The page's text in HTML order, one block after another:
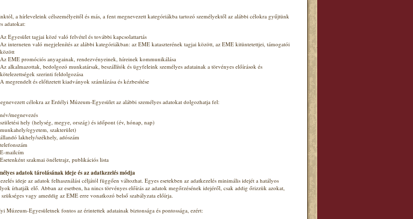
a hírleveleink célszemélyeitől és más, a fent megnevezett kategóriákba tartozó személyektől az alábbi célokra gyűjtünk
adatokat:
Az Egyesület tagjai közé való felvétel és további kapcsolattartás
Az interneten való megjelenítés az alábbi kategóriákban: az EME kataszterének tagjai között, az EME kitüntetettjei, támogatói
között
Az EME promóciós anyagainak, rendezvényeinek, híreinek kommunikálása
Az alkalmazottak, bedolgozó munkatársak, beszállítók és ügyfeleink személyes adatainak a törvényes előírások és
kötelezettségek szerinti feldolgozása
A megrendelt és előfizetett kiadványok számlázása és kézbesítése
célokra az Erdélyi Múzeum-Egyesület az alábbi személyes adatokat dolgozhatja fel:
név/megnevezés
születési hely (helység, megye, ország) és időpont (év, hónap, nap)
munkahely/egyetem, szakterület)
állandó lakhely/székhely, adószám
telefonszám
E-mailcím
Esetenként szakmai önéletrajz, publikációs lista
adatok tárolásának ideje és az adatkezelés módja
ideje az adatok felhasználási céljától függően változhat. Egyes esetekben az adatkezelés minimális idejét a hatályos
írhatják elő. Abban az esetben, ha nincs törvényes előírás az adatok megőrzésének idejéről, csak addig őrizzük azokat,
vagy ameddig az EME erre vonatkozó belső szabályzata előírja.
Múzeum-Egyesületnek fontos az érintettek adatainak biztonsága és pontossága, ezért: